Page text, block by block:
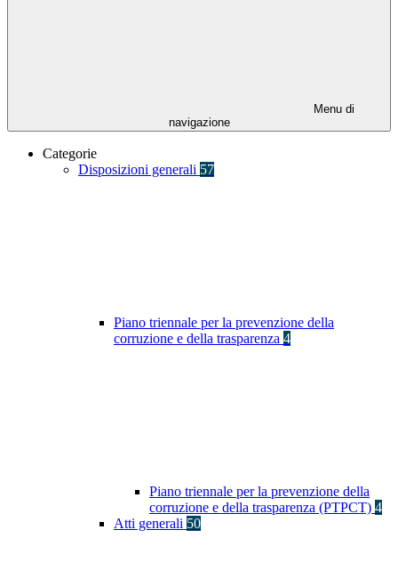
Menu di
navigazione
Categorie
Disposizioni generali 57
Piano triennale per la prevenzione della
corruzione e della trasparenza 4
Piano triennale per la prevenzione della
corruzione e della trasparenza (PTPCT) 4
Atti generali 50